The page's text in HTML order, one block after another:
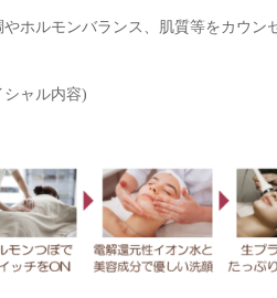
ホルモンバランス、肌質等をカウン
シャル内容)